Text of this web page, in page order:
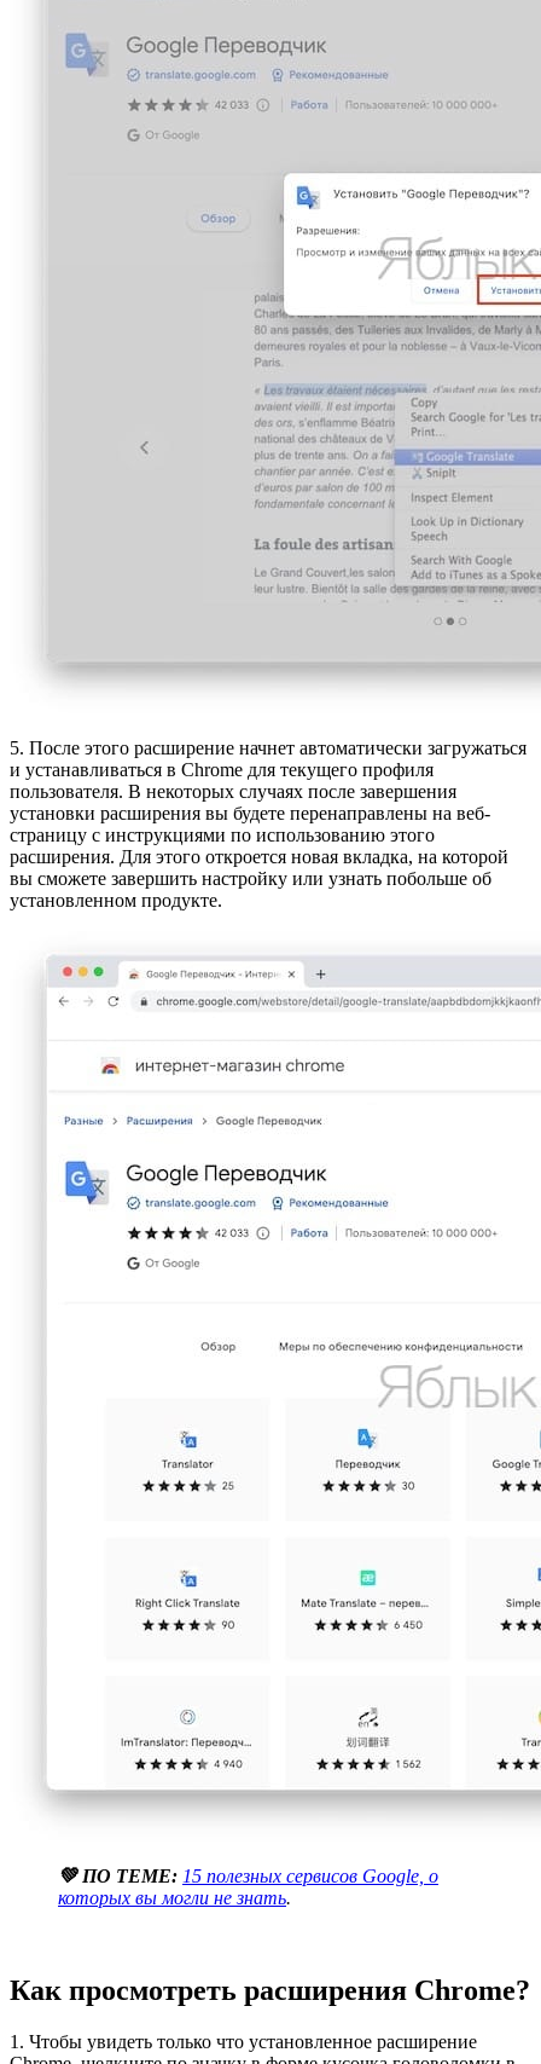
5. После этого расширение начнет автоматически загружаться
и устанавливаться в Chrome для текущего профиля
пользователя. В некоторых случаях после завершения
установки расширения вы будете перенаправлены на веб-
страницу с инструкциями по использованию этого
расширения. Для этого откроется новая вкладка, на которой
вы сможете завершить настройку или узнать побольше об
установленном продукте.
💚 ПО ТЕМЕ: 15 полезных сервисов Google, о
которых вы могли не знать.
Как просмотреть расширения Chrome?
1. Чтобы увидеть только что установленное расширение